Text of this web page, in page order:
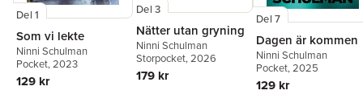
Del 1
Som vi lekte
Ninni Schulman
Pocket, 2023
129 kr
Del 3
Nätter utan gryning
Ninni Schulman
Storpocket, 2026
179 kr
Del 7
Dagen är kommen
Ninni Schulman
Pocket, 2025
129 kr